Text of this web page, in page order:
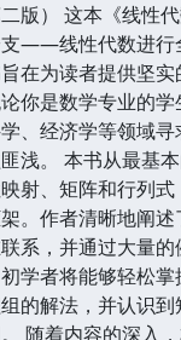
版） 这本《线性
——线性代数进行
在为读者提供坚
你是数学专业的
、经济学等领域寻
浅。 本书从最基
射、矩阵和行列
。作者清晰地阐述
系，并通过大量
学者将能够轻松掌
的解法，并认识
随着内容的深入